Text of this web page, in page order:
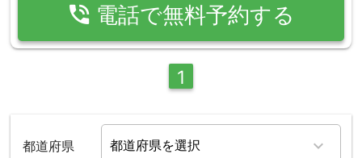
phone_in_talk 電話で無料予約する
1
都道府県